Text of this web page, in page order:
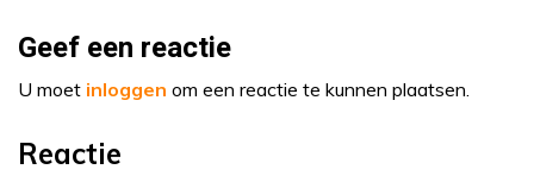
Geef een reactie
U moet inloggen om een reactie te kunnen plaatsen.
Reactie